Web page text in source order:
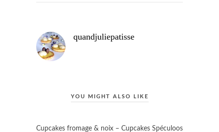
quandjuliepatisse
YOU MIGHT ALSO LIKE
Cupcakes fromage & noix – Cupcakes Spéculoos